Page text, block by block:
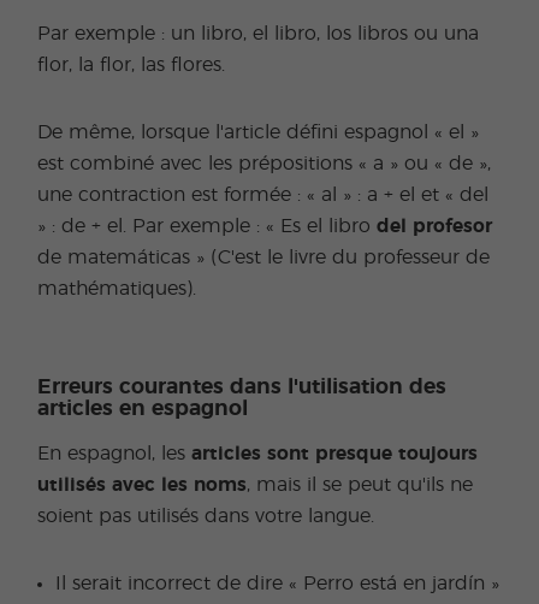
Par exemple : un libro, el libro, los libros ou una
flor, la flor, las flores.
De même, lorsque l'article défini espagnol « el »
est combiné avec les prépositions « a » ou « de »,
une contraction est formée : « al » : a + el et « del
» : de + el. Par exemple : « Es el librodel profesor
de matemáticas » (C'est le livre du professeur de
mathématiques).
Erreurs courantes dans l'utilisation des
articles en espagnol
En espagnol, lesarticles sont presque toujours
utilisés avec les noms, mais il se peut qu'ils ne
soient pas utilisés dans votre langue.
Il serait incorrect de dire « Perro está en jardín »